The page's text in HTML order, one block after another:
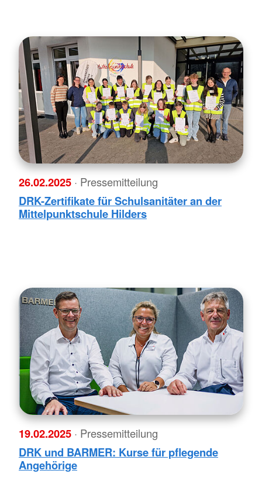
26.02.2025 · Pressemitteilung
DRK-Zertifikate für Schulsanitäter an der
Mittelpunktschule Hilders
19.02.2025 · Pressemitteilung
DRK und BARMER: Kurse für pflegende
Angehörige